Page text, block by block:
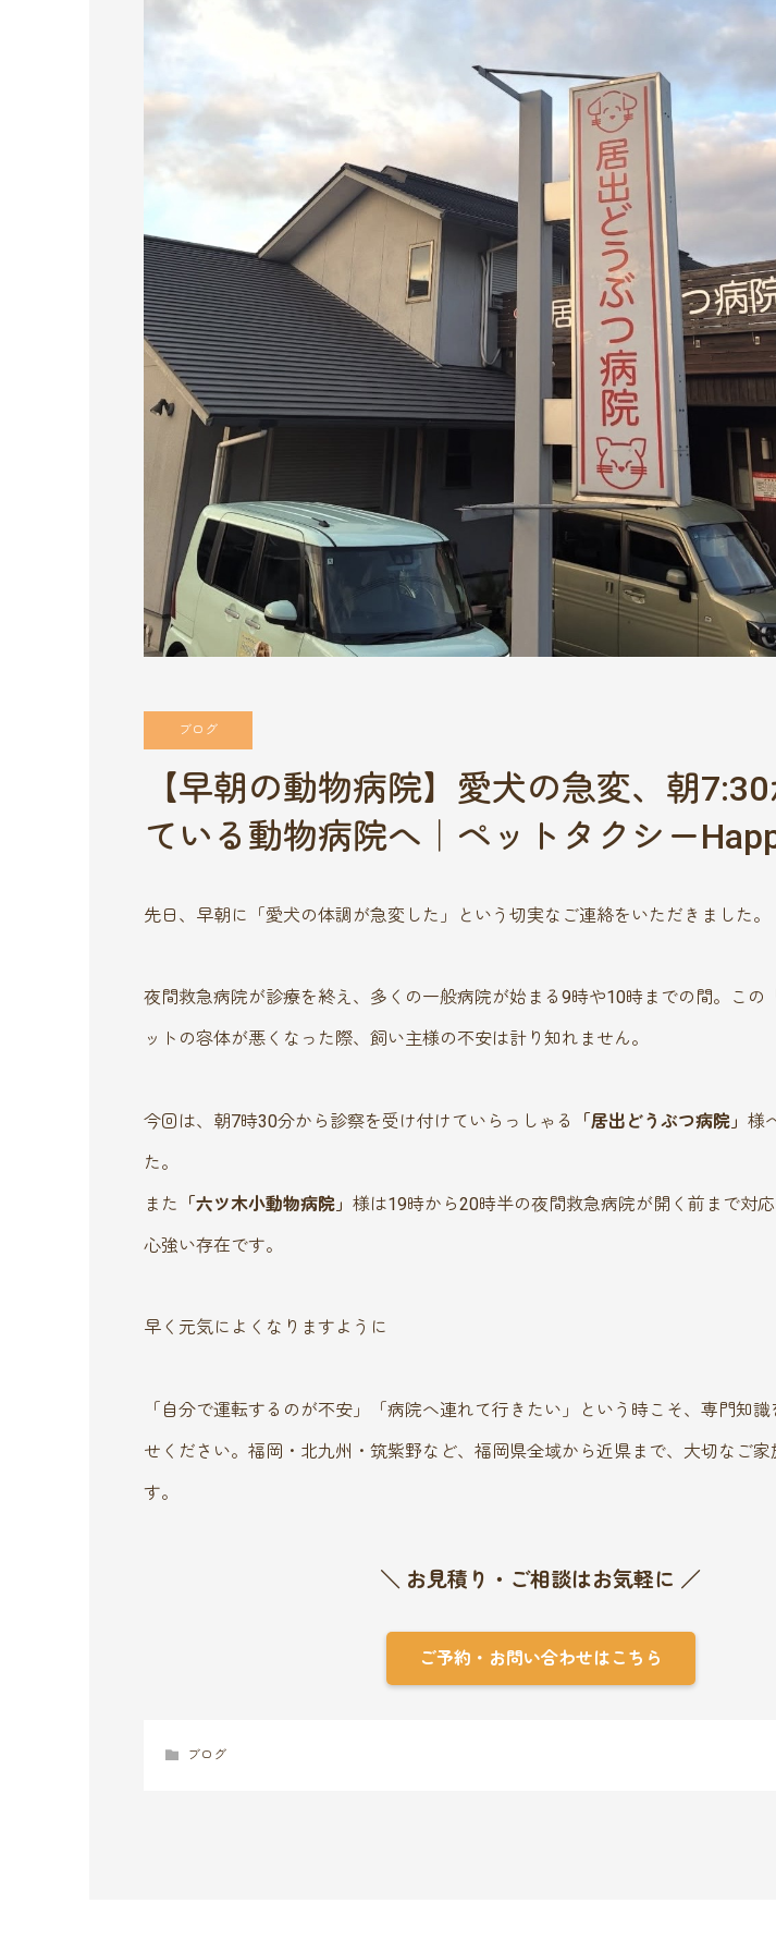
ブログ
【早朝の動物病院】愛犬の急変、朝
ている動物病院へ｜ペットタクシー
先日、早朝に「愛犬の体調が急変した」という切実なご連絡をいただきました。
夜間救急病院が診療を終え、多くの一般病院が始まる9時や10時までの間。この
ットの容体が悪くなった際、飼い主様の不安は計り知れません。
今回は、朝7時30分から診察を受け付けていらっしゃる 「居出どうぶつ病院」 様
た。
また
「六ツ木小動物病院」 様は19時から20時半の夜間救急病院が開く前まで対
心強い存在です。
早く元気によくなりますように
「自分で運転するのが不安」「病院へ連れて行きたい」という時こそ、専門知
せください。福岡・北九州・筑紫野など、福岡県全域から近県まで、大切なご家
す。
＼ お見積り・ご相談はお気軽に ／
ご予約・お問い合わせはこちら
ブログ